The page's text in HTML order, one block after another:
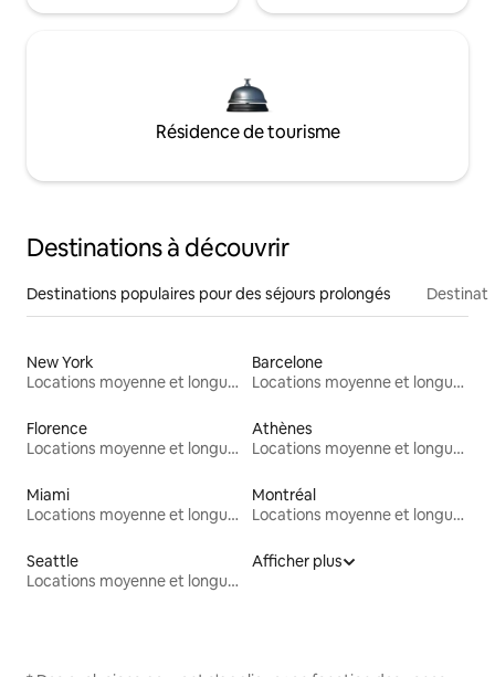
Résidence de tourisme
Destinations à découvrir
Destinations populaires pour des séjours prolongés
New York
Locations moyenne et longue durée
Barcelone
Locations moyenne et longue durée
Florence
Locations moyenne et longue durée
Athènes
Locations moyenne et longue durée
Miami
Locations moyenne et longue durée
Montréal
Locations moyenne et longue durée
Seattle
Locations moyenne et longue durée
Afficher plus